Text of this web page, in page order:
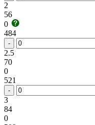
2
56
0
484
-
2.5
70
0
521
-
3
84
0